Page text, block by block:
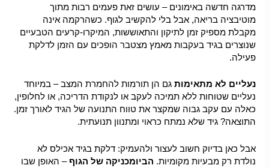
מדרגה חדשה באימונים – עושים זאת פעמים רבות מתוך
מוטיבציה בריאה, אבל בלי להקשיב לגוף. כשהרקמה אינה
מקבלת מספיק זמן לתיקון והתאוששות, המיקרו-קרעים הטבעיים
שנוצרים בגיד בעקבות מאמץ מצטבר הופכים עם הזמן לדלקת
פעילה.
נעליים לא מתאימות גם הן תורמות להחמרת המצב – במיוחד
נעליים שטוחות ללא תמיכה לעקב או לנקודת הדריכה, או לחלופין,
כאלה עם עקב גבוה שמקצר את טווח התנועה של הגיד לאורך זמן.
התוצאה? גיד שלא נמתח כראוי ומתנוון תנועתית.
אבל כאן בדיוק חשוב לעצור ולהעמיק: דלקת בגיד אכילס לא
נולדת רק מבעיות מקומיות. הביומכניקה של הגוף – האופן שבו